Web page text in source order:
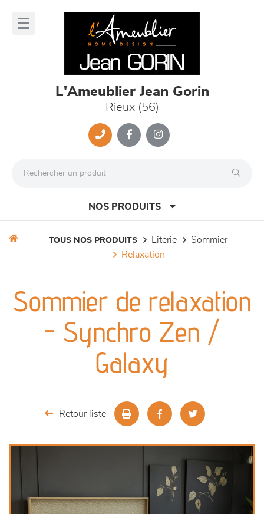
L'Ameublier Jean Gorin
Rieux (56)
NOS PRODUITS
séjours
meubles de complément
chambres et dressing
TOUS NOS PRODUITS literie
sommier
relaxation
Sommier de relaxation
- Synchro Zen /
Galaxy
Retour liste